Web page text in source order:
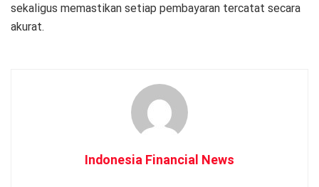
sekaligus memastikan setiap pembayaran tercatat secara
akurat.
Indonesia Financial News